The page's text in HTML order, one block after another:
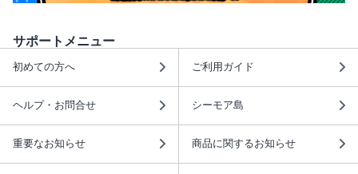
サポートメニュー
初めての方へ ご利用ガイド
ヘルプ・お問合せ シーモア島
重要なお知らせ 商品に関するお知らせ